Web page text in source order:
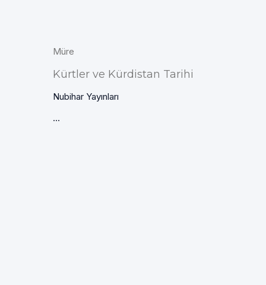
Müre
Kürtler ve Kürdistan Tarihi
Nubihar Yayınları
...